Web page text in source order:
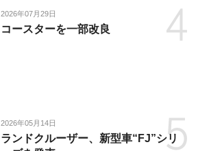
2026年07月29日
コースターを一部改良
2026年05月14日
ランドクルーザー、新型車“FJ”シリ